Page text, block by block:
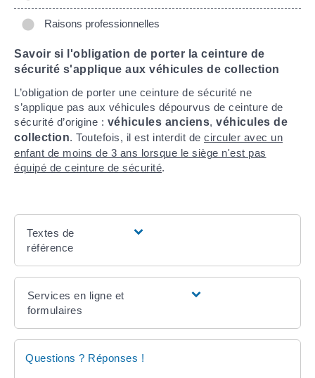
Raisons professionnelles
Savoir si l'obligation de porter la ceinture de
sécurité s'applique aux véhicules de collection
L’obligation de porter une ceinture de sécurité ne
s’applique pas aux véhicules dépourvus de ceinture de
sécurité d’origine : véhicules anciens, véhicules de
collection. Toutefois, il est interdit de circuler avec un
enfant de moins de 3 ans lorsque le siège n'est pas
équipé de ceinture de sécurité.
Textes de
référence
Services en ligne et
formulaires
Questions ? Réponses !